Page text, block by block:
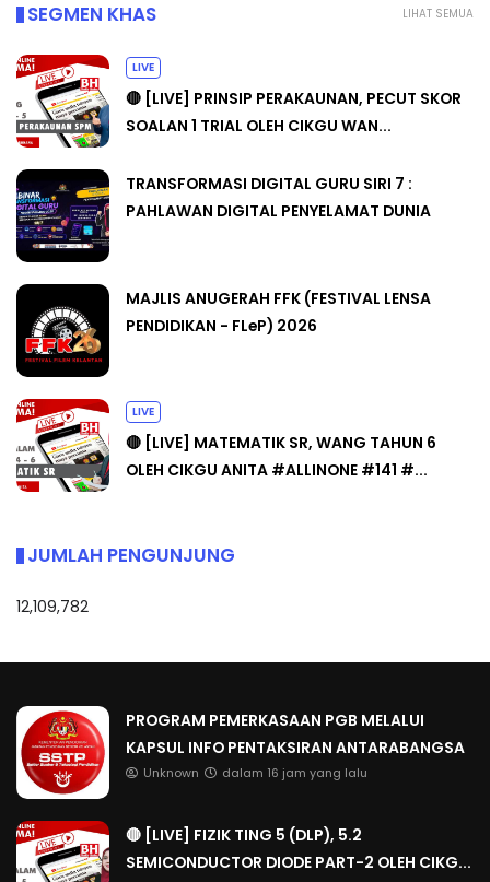
LIHAT SEMUA
SEGMEN KHAS
LIVE
🔴 [LIVE] PRINSIP PERAKAUNAN, PECUT SKOR
SOALAN 1 TRIAL OLEH CIKGU WAN...
TRANSFORMASI DIGITAL GURU SIRI 7 :
PAHLAWAN DIGITAL PENYELAMAT DUNIA
MAJLIS ANUGERAH FFK (FESTIVAL LENSA
PENDIDIKAN - FLeP) 2026
LIVE
🔴 [LIVE] MATEMATIK SR, WANG TAHUN 6
OLEH CIKGU ANITA #ALLINONE #141 #...
JUMLAH PENGUNJUNG
12,109,782
PROGRAM PEMERKASAAN PGB MELALUI
KAPSUL INFO PENTAKSIRAN ANTARABANGSA
Unknown dalam 16 jam yang lalu
🔴 [LIVE] FIZIK TING 5 (DLP), 5.2
SEMICONDUCTOR DIODE PART-2 OLEH CIKG...